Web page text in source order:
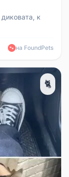
к
🐾 на FoundPets
🐈